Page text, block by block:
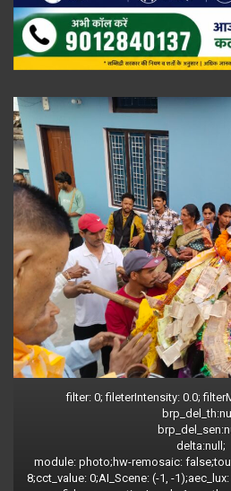
filter: 0; fileterIntensity: 0.0;
delta:null;
module: photo;hw-remosaic:
8;cct_value: 0;AI_Scene: (-1, -